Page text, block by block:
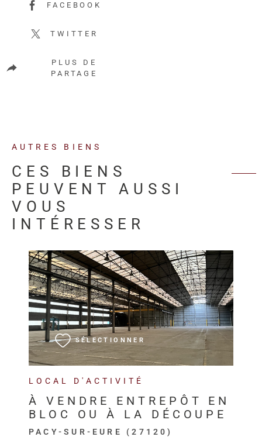
FACEBOOK
TWITTER
PLUS DE
PARTAGE
AUTRES BIENS
CES BIENS
PEUVENT AUSSI
VOUS
INTÉRESSER
LOCAL D'ACTIVITÉ
À VENDRE ENTREPÔT EN
BLOC OU À LA DÉCOUPE
PACY-SUR-EURE (27120)
SÉLECTIONNER
VOIR LE BIEN